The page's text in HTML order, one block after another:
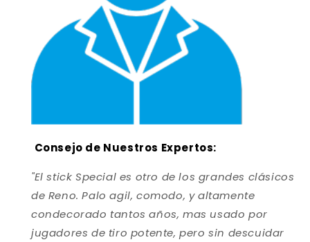
Consejo de Nuestros Expertos:
"El stick Special es otro de los grandes clásicos
de Reno. Palo agil, comodo, y altamente
condecorado tantos años, mas usado por
jugadores de tiro potente, pero sin descuidar